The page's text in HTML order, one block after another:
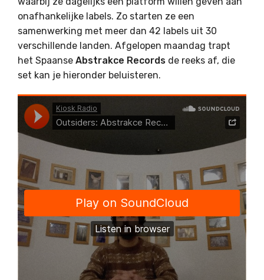
onafhankelijke labels. Zo starten ze een
samenwerking met meer dan 42 labels uit 30
verschillende landen. Afgelopen maandag trapt
het Spaanse Abstrakce Records de reeks af, die
set kan je hieronder beluisteren.